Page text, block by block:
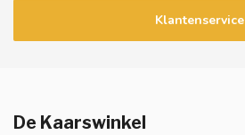
Klantenservice
De Kaarswinkel